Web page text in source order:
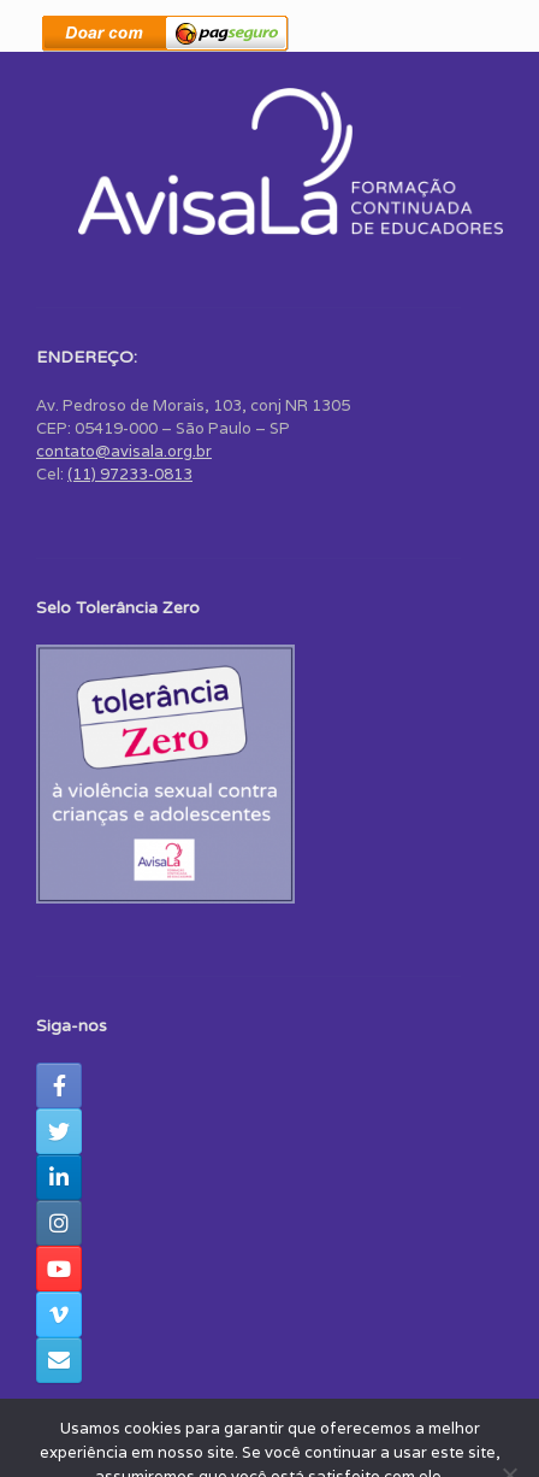
ENDEREÇO:
Av. Pedroso de Morais, 103, conj NR 1305
CEP: 05419-000 – São Paulo – SP
contato@avisala.org.br
Cel: (11) 97233-0813
Selo Tolerância Zero
Siga-nos
Usamos cookies para garantir que oferecemos a melhor
experiência em nosso site. Se você continuar a usar este site,